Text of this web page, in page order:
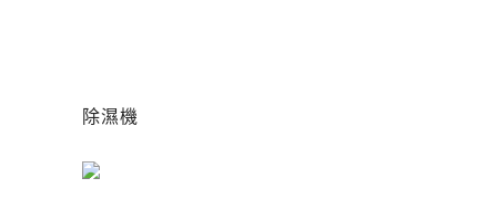
除濕機